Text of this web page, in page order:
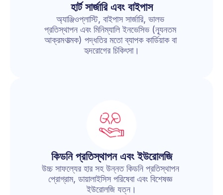
হার্ট সার্জারি এবং বাইপাস
অ্যাঞ্জিওপ্লাস্টি, বাইপাস সার্জারি, ভালভ
প্রতিস্থাপন এবং মিনিম্যালি ইনভেসিভ (ন্যূনতম
আক্রমণাত্মক) পদ্ধতির মতো ব্যাপক কার্ডিয়াক বা
হৃদরোগের চিকিৎসা।
কিডনি প্রতিস্থাপন এবং ইউরোলজি
উচ্চ সাফল্যের হার সহ উন্নত কিডনি প্রতিস্থাপন
প্রোগ্রাম, ডায়ালাইসিস পরিষেবা এবং বিশেষজ্ঞ
ইউরোলজি যত্ন।